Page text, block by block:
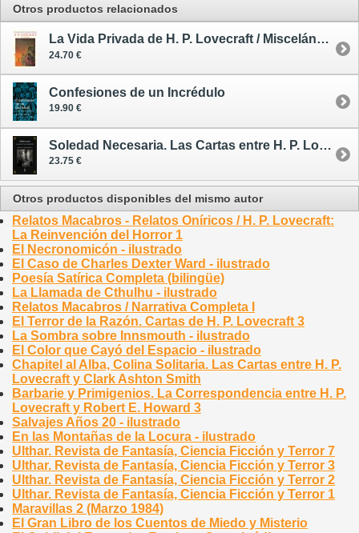
Otros productos relacionados
La Vida Privada de H. P. Lovecraft / Miscelánea I
24.70 €
Confesiones de un Incrédulo
19.90 €
Soledad Necesaria. Las Cartas entre H. P. Lovecraft y August Derleth
23.75 €
Otros productos disponibles del mismo autor
Relatos Macabros - Relatos Oníricos / H. P. Lovecraft:
La Reinvención del Horror 1
El Necronomicón - ilustrado
El Caso de Charles Dexter Ward - ilustrado
Poesía Satírica Completa (bilingüe)
La Llamada de Cthulhu - ilustrado
Relatos Macabros / Narrativa Completa I
El Terror de la Razón. Cartas de H. P. Lovecraft 3
La Sombra sobre Innsmouth - ilustrado
El Color que Cayó del Espacio - ilustrado
Chapitel al Alba, Colina Solitaria. Las Cartas entre H. P.
Lovecraft y Clark Ashton Smith
Barbarie y Primigenios. La Correspondencia entre H. P.
Lovecraft y Robert E. Howard 3
Salvajes Años 20 - ilustrado
En las Montañas de la Locura - ilustrado
Ulthar. Revista de Fantasía, Ciencia Ficción y Terror 7
Ulthar. Revista de Fantasía, Ciencia Ficción y Terror 3
Ulthar. Revista de Fantasía, Ciencia Ficción y Terror 2
Ulthar. Revista de Fantasía, Ciencia Ficción y Terror 1
Maravillas 2 (Marzo 1984)
El Gran Libro de los Cuentos de Miedo y Misterio